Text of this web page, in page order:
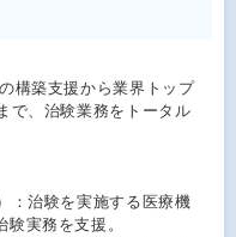
構築支援から業界トップ
で、治験業務をトータル
：治験を実施する医療機
実務を支援。